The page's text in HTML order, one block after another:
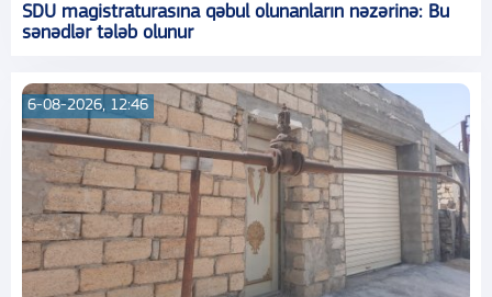
SDU magistraturasına qəbul olunanların nəzərinə: Bu
sənədlər tələb olunur
6-08-2026, 12:46